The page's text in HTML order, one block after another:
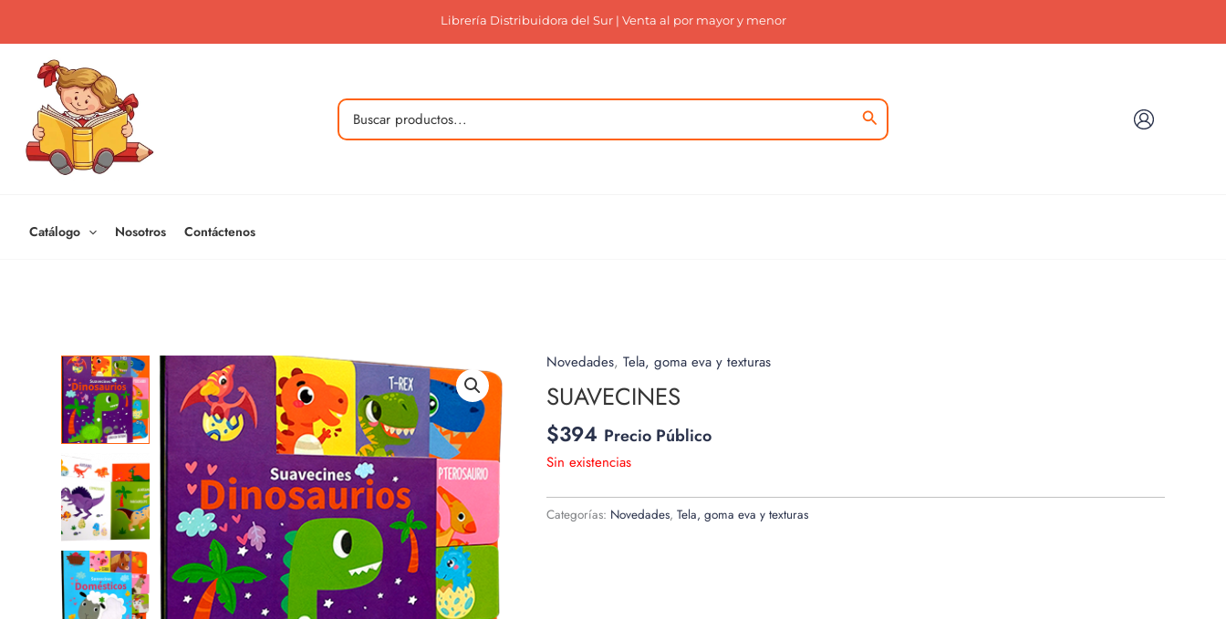
Librería Distribuidora del Sur | Venta al por mayor y menor
Buscar
Catálogo Nosotros Contáctenos
Novedades,Tela, goma eva y texturas
SUAVECINES
$394 Precio Público
Sin existencias
Categorías: Novedades,Tela, goma eva y texturas